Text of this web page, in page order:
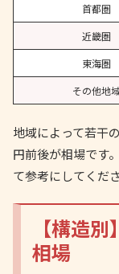
首都圏
近畿圏
東海圏
その他地
地域によって若干
円前後が相場です
て参考にしてくださ
【構造
相場